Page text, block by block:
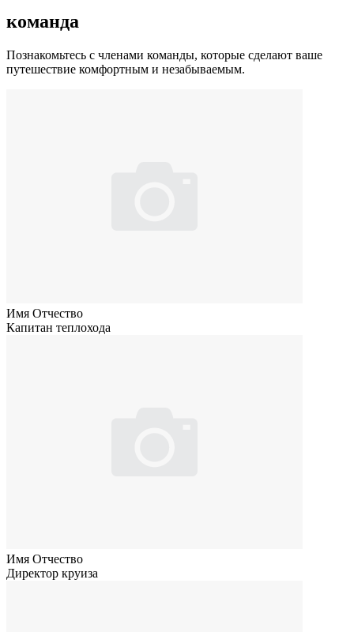
команда
Познакомьтесь с членами команды, которые сделают ваше
путешествие комфортным и незабываемым.
Имя Отчество
Капитан теплохода
Имя Отчество
Директор круиза